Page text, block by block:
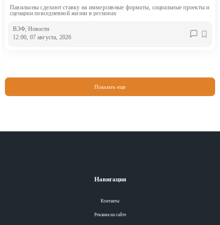
Павильоны сделают ставку на иммерсивные форматы, социальные проекты и
сценарии повседневной жизни в регионах
ВЭФ , Новости
12:00, 07 августа, 2026
Показать еще
Навигация
Контакты
Реклама на сайте